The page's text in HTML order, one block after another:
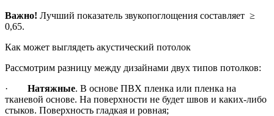
Важно! Лучший показатель звукопоглощения составляет ≥
0,65.
Как может выглядеть акустический потолок
Рассмотрим разницу между дизайнами двух типов потолков:
· Натяжные. В основе ПВХ пленка или пленка на
тканевой основе. На поверхности не будет швов и каких-либо
стыков. Поверхность гладкая и ровная;